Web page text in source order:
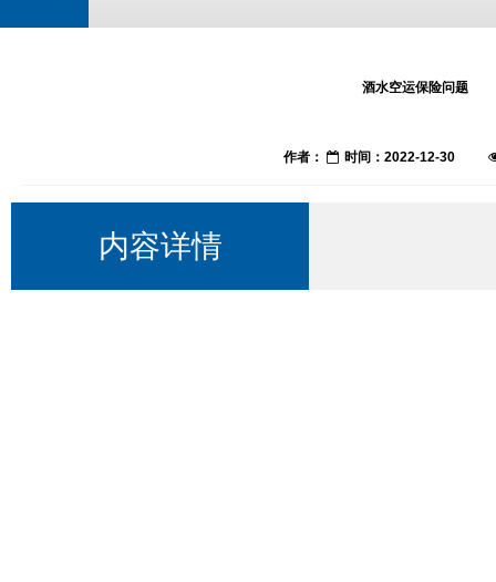
酒水空运保险问题
作者： 时间：2022-12-30
内容详情